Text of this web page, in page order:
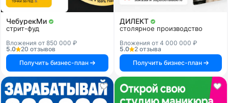
ЧебурекМи
стрит-фуд
Вложения от 850 000 ₽
5.0
20 отзывов
Получить бизнес-план
ДИЛЕКТ
столярное производство
Вложения от 4 000 000 ₽
5.0
2 отзыва
Получить бизнес-план